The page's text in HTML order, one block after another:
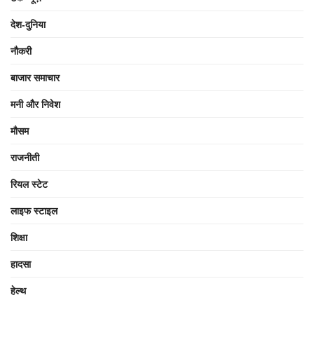
देश-दुनिया
नौकरी
बाजार समाचार
मनी और निवेश
मौसम
राजनीती
रियल स्टेट
लाइफ स्टाइल
शिक्षा
हादसा
हेल्थ